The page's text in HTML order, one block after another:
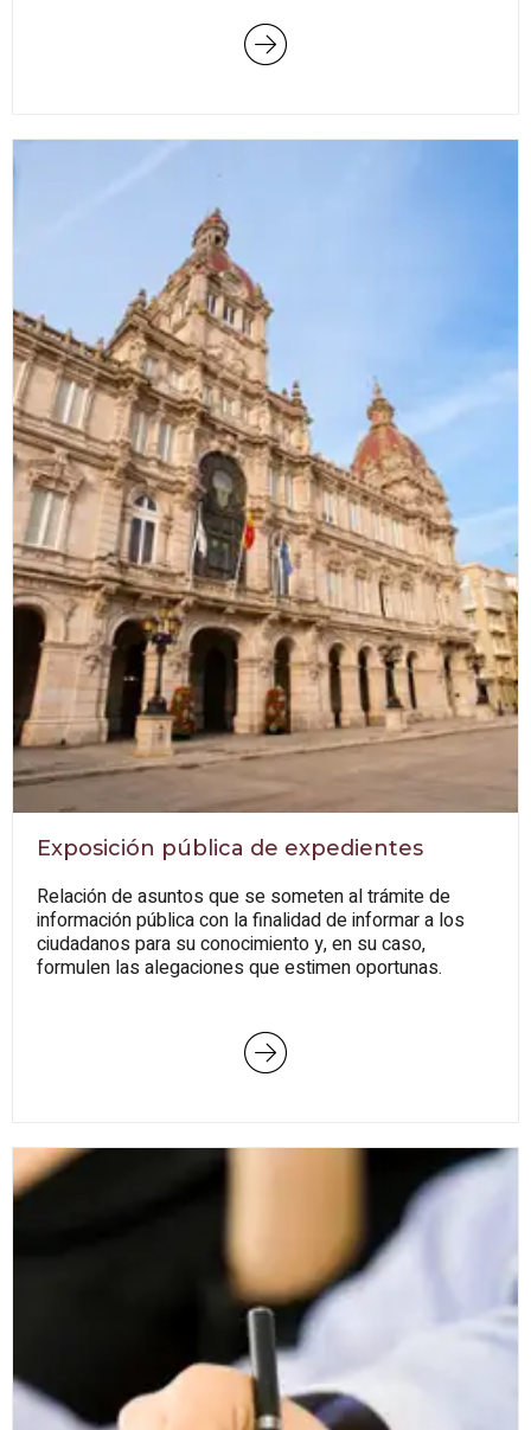
Exposición pública de expedientes
Relación de asuntos que se someten al trámite de
información pública con la finalidad de informar a los
ciudadanos para su conocimiento y, en su caso,
formulen las alegaciones que estimen oportunas.